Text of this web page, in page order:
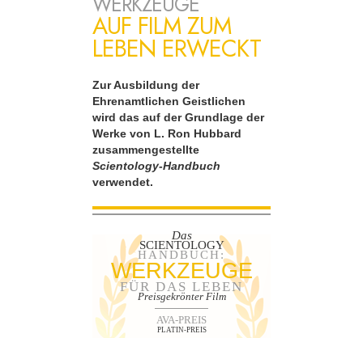
AUF FILM ZUM
LEBEN ERWECKT
Zur Ausbildung der
Ehrenamtlichen Geistlichen
wird das auf der Grundlage der
Werke von L. Ron Hubbard
zusammengestellte
Scientology-Handbuch
verwendet.
Das
SCIENTOLOGY
HANDBUCH:
WERKZEUGE
FÜR DAS LEBEN
Preisgekrönter Film
AVA-PREIS
PLATIN-PREIS